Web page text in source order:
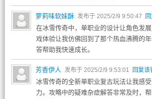
萝莉味软妹酥 发布于 2025/2/9 9:50:47
在冰雪传奇中，单职业的设计让角色发
戏体验让我仿佛回到了那个热血沸腾的
答帮助我快速成长。
芳香伊人 发布于 2025/2/9 9:53:01 回复该
冰雪传奇的全新单职业复古玩法让我感
力。攻略中的疑难杂症解答非常及时，